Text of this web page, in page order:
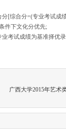
[综合分=(专业考试成
件下文化分优先;
考试成绩为基准择优
广西大学2015年艺术